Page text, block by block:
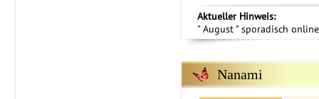
Aktueller Hinweis:
" August " sporadisch
Nanami